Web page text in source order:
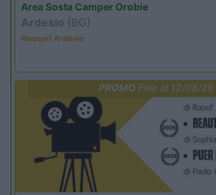
Area Sosta Camper Orobie
Ardesio (BG)
Riscopri Ardesio
PROMO Fino al 12/08/26